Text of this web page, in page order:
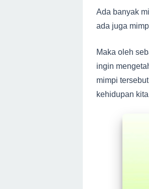
Ada banyak
ada juga
Maka oleh
ingin
mimpi
kehidupan